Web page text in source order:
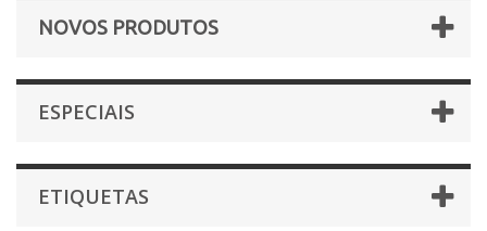
NOVOS PRODUTOS
ESPECIAIS
ETIQUETAS